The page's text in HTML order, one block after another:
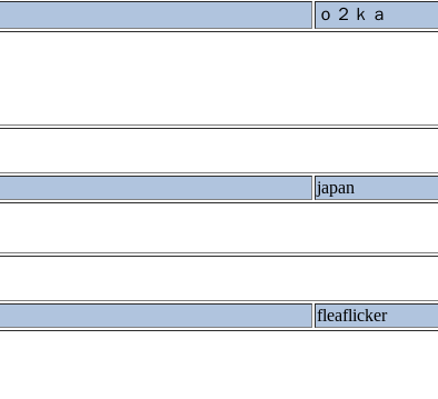
ｏ２ｋａ
japan
fleaflicker